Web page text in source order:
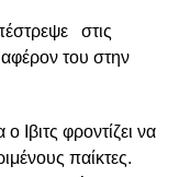
στις
του στην
Ιβιτς φροντίζει να
παίκτες.